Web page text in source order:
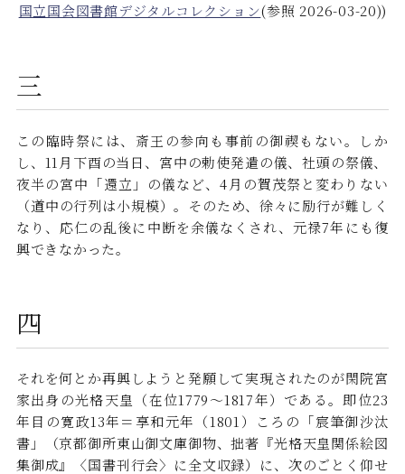
国立国会図書館デジタルコレクション(参照 2026-03-20))
三
この臨時祭には、斎王の参向も事前の御禊もない。しか
し、11月下酉の当日、宮中の勅使発遣の儀、社頭の祭儀、
夜半の宮中「還立」の儀など、4月の賀茂祭と変わりない
（道中の行列は小規模）。そのため、徐々に励行が難しく
なり、応仁の乱後に中断を余儀なくされ、元禄7年にも復
興できなかった。
四
それを何とか再興しようと発願して実現されたのが閑院宮
家出身の光格天皇（在位1779～1817年）である。即位23
年目の寛政13年＝享和元年（1801）ころの「宸筆御沙汰
書」（京都御所東山御文庫御物、拙著『光格天皇関係絵図
集御成』〈国書刊行会〉に全文収録）に、次のごとく仰せ